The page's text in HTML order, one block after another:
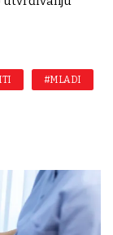
#MLADI